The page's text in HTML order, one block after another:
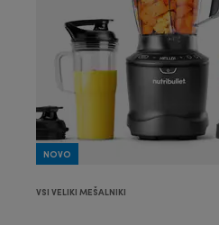
NOVO
VSI VELIKI MEŠALNIKI